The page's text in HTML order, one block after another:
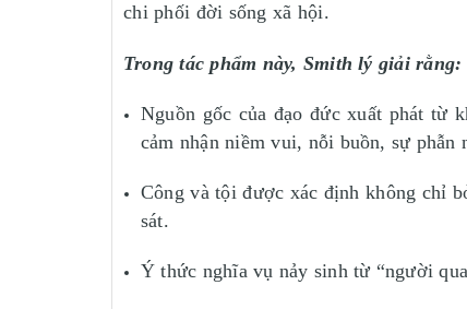
chi phối đời sống xã hội.
Trong tác phẩm này, Smith lý giải rằng:
Nguồn gốc của đạo đức xuất phát từ
cảm nhận niềm vui, nỗi buồn, sự phẫn
Công và tội được xác định không chỉ
sát.
Ý thức nghĩa vụ nảy sinh từ “người